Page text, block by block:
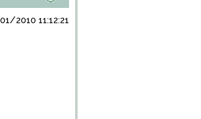
2010 11:12:21